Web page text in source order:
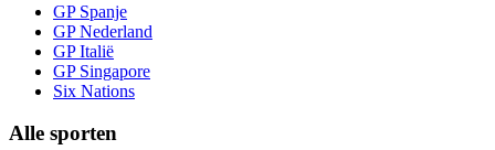
GP Spanje
GP Nederland
GP Italië
GP Singapore
Six Nations
Alle sporten